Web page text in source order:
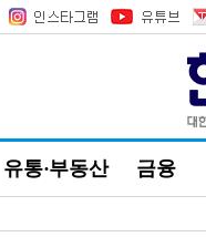
유통·부동산 금융